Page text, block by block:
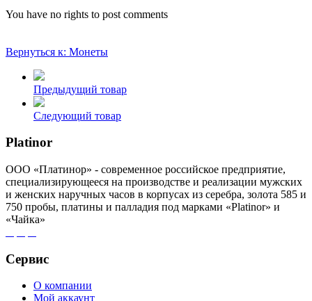
You have no rights to post comments
Вернуться к: Монеты
Предыдущий товар
Следующий товар
Platinor
ООО «Платинор» - современное российское предприятие,
специализирующееся на производстве и реализации мужских
и женских наручных часов в корпусах из серебра, золота 585 и
750 пробы, платины и палладия под марками «Platinor» и
«Чайка»
Сервис
О компании
Мой аккаунт